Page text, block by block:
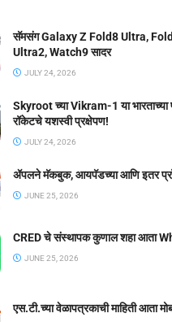
सॅमसंग Galaxy Z Fold8 Ultra,
Ultra2, Watch9 सादर
JULY 24, 2026
Skyroot च्या Vikram-1 या भारताच्या
रॉकेटचे यशस्वी प्रक्षेपण!
JULY 24, 2026
ॲपलने मॅकबुक, आयपॅडच्या आणि इतर
JUNE 25, 2026
CRED चे संस्थापक कुणाल शहा आता
JUNE 25, 2026
एस.टी.च्या वेळापत्रकाची माहिती आता